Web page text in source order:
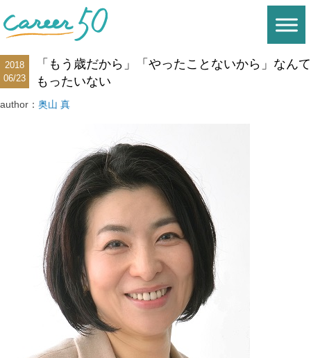
2018
06/23
「もう歳だから」「やったことないから」なんて
もったいない
author： 奥山 真